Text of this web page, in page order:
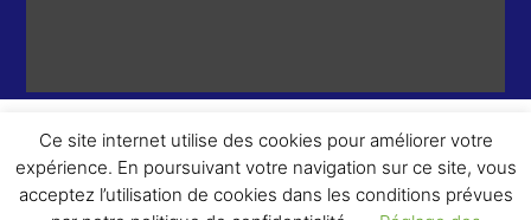
© 2026 – 2 ème Round – Tous droits réservés.
Ce site internet utilise des cookies pour améliorer votre
expérience. En poursuivant votre navigation sur ce site, vous
acceptez l’utilisation de cookies dans les conditions prévues